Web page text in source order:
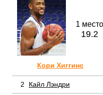
1 место
19.2
Кори Хиггинс
2 Кайл Лэндри